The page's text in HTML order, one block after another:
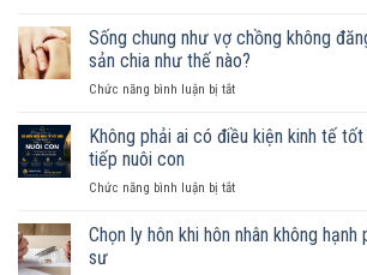
nữ
sống
chung
như
chồng
hợp
được
Sống chung như vợ chồng không
sản chia như thế nào?
Chức năng bình luận bị tắtở
chung
chồng
đăng
Không phải ai có điều kiện kinh tế
tiếp nuôi con
Chức năng bình luận bị tắtở
phải
Chọn ly hôn khi hôn nhân không hạnh
sư